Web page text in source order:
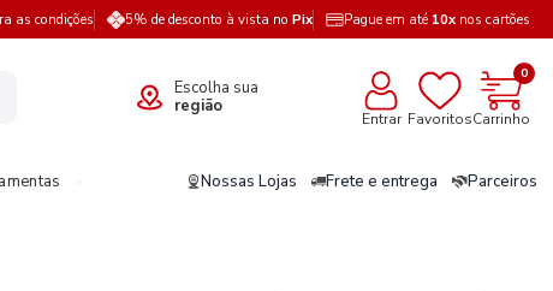
as condições 5% de desconto à vista no Pix Pague em até 10x nos cartões
Escolha sua
região
Entrar Favoritos
0
Carrinho
Nossas Lojas Frete e entrega Parceiros